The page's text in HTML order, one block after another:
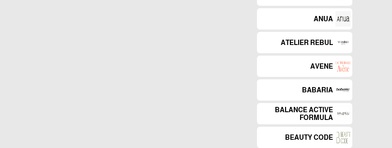
ANUA
ATELIER REBUL
AVENE
BABARIA
BALANCE ACTIVE
FORMULA
BEAUTY CODE